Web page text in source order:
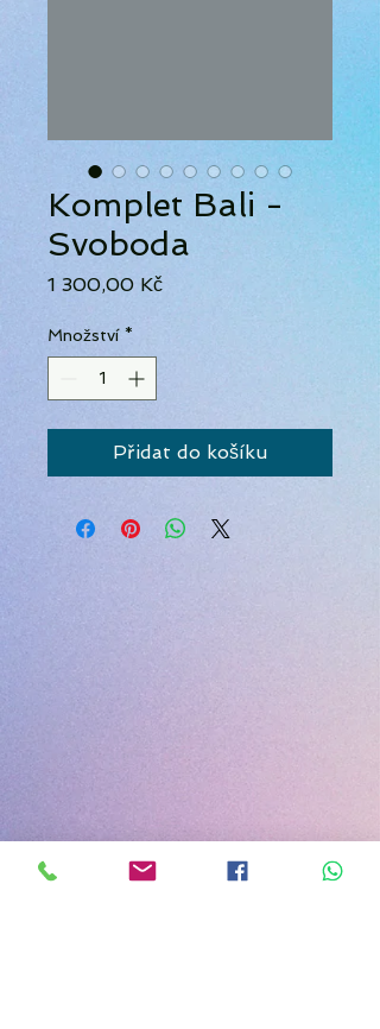
Komplet Bali -
Svoboda
1 300,00 KčCena
Množství *
Přidat do košíku